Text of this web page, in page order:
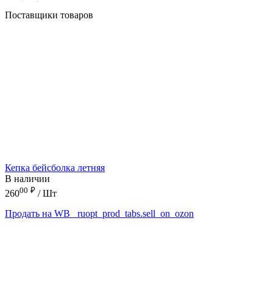
Поставщики товаров
Кепка бейсболка летняя
В наличии
26000 ₽ / Шт
Продать на WB
_ruopt_prod_tabs.sell_on_ozon